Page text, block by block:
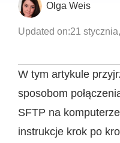
Olga Weis
Updated on:21
W tym artykule
sposobom
SFTP na
instrukcje krok po